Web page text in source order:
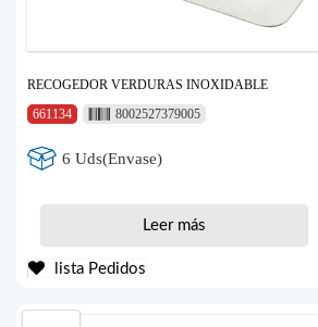
RECOGEDOR VERDURAS INOXIDABLE
661134
8002527379005
6 Uds(Envase)
Leer más
lista Pedidos